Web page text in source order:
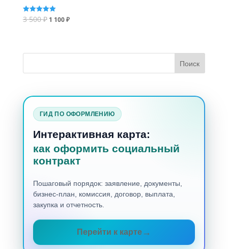
Оценка
5.00
3 500₽ 1 100₽
ГИД ПО ОФОРМЛЕНИЮ
Интерактивная карта:
как оформить социальный
контракт
Пошаговый порядок: заявление, документы,
бизнес-план, комиссия, договор, выплата,
закупка и отчетность.
Перейти к карте